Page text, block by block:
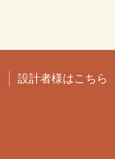
設計者様はこちら